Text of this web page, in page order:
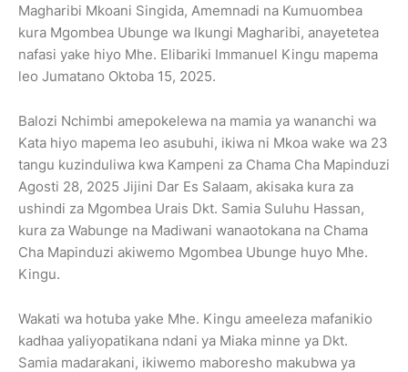
Magharibi Mkoani Singida, Amemnadi na Kumuombea
kura Mgombea Ubunge wa Ikungi Magharibi, anayetetea
nafasi yake hiyo Mhe. Elibariki Immanuel Kingu mapema
leo Jumatano Oktoba 15, 2025.
Balozi Nchimbi amepokelewa na mamia ya wananchi wa
Kata hiyo mapema leo asubuhi, ikiwa ni Mkoa wake wa 23
tangu kuzinduliwa kwa Kampeni za Chama Cha Mapinduzi
Agosti 28, 2025 Jijini Dar Es Salaam, akisaka kura za
ushindi za Mgombea Urais Dkt. Samia Suluhu Hassan,
kura za Wabunge na Madiwani wanaotokana na Chama
Cha Mapinduzi akiwemo Mgombea Ubunge huyo Mhe.
Kingu.
Wakati wa hotuba yake Mhe. Kingu ameeleza mafanikio
kadhaa yaliyopatikana ndani ya Miaka minne ya Dkt.
Samia madarakani, ikiwemo maboresho makubwa ya